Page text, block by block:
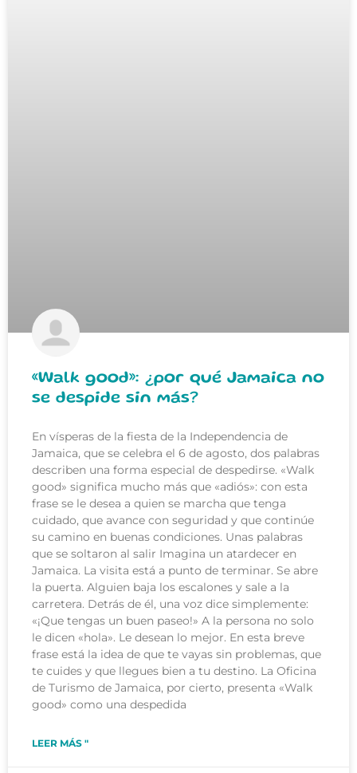
«Walk good»: ¿por qué Jamaica no
se despide sin más?
En vísperas de la fiesta de la Independencia de
Jamaica, que se celebra el 6 de agosto, dos palabras
describen una forma especial de despedirse. «Walk
good» significa mucho más que «adiós»: con esta
frase se le desea a quien se marcha que tenga
cuidado, que avance con seguridad y que continúe
su camino en buenas condiciones. Unas palabras
que se soltaron al salir Imagina un atardecer en
Jamaica. La visita está a punto de terminar. Se abre
la puerta. Alguien baja los escalones y sale a la
carretera. Detrás de él, una voz dice simplemente:
«¡Que tengas un buen paseo!» A la persona no solo
le dicen «hola». Le desean lo mejor. En esta breve
frase está la idea de que te vayas sin problemas, que
te cuides y que llegues bien a tu destino. La Oficina
de Turismo de Jamaica, por cierto, presenta «Walk
good» como una despedida
LEER MÁS "